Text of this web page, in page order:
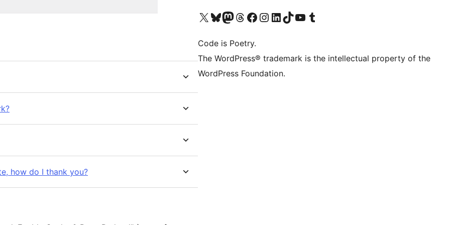
how do I thank you?
Visita il nostro account X (ex Twitter)
Visita il nostro account Bluesky
Visita il nostro account Mastodon
Visita il nostro account Threads
Visita la nostra pagina Facebook
Visita il nostro account Instagram
Visita il nostro account LinkedIn
Visita il nostro account TikTok
Visita il nostro canale YouTube
Visita il nostro account Tumblr
Code is Poetry.
The WordPress® trademark is the intellectual property of the
WordPress Foundation.